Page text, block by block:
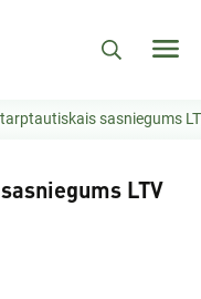
sasniegums LTV
LTV